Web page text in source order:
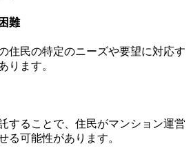
難
住民の特定のニーズや要望に対応す
ります。
することで、住民がマンション運営
る可能性があります。